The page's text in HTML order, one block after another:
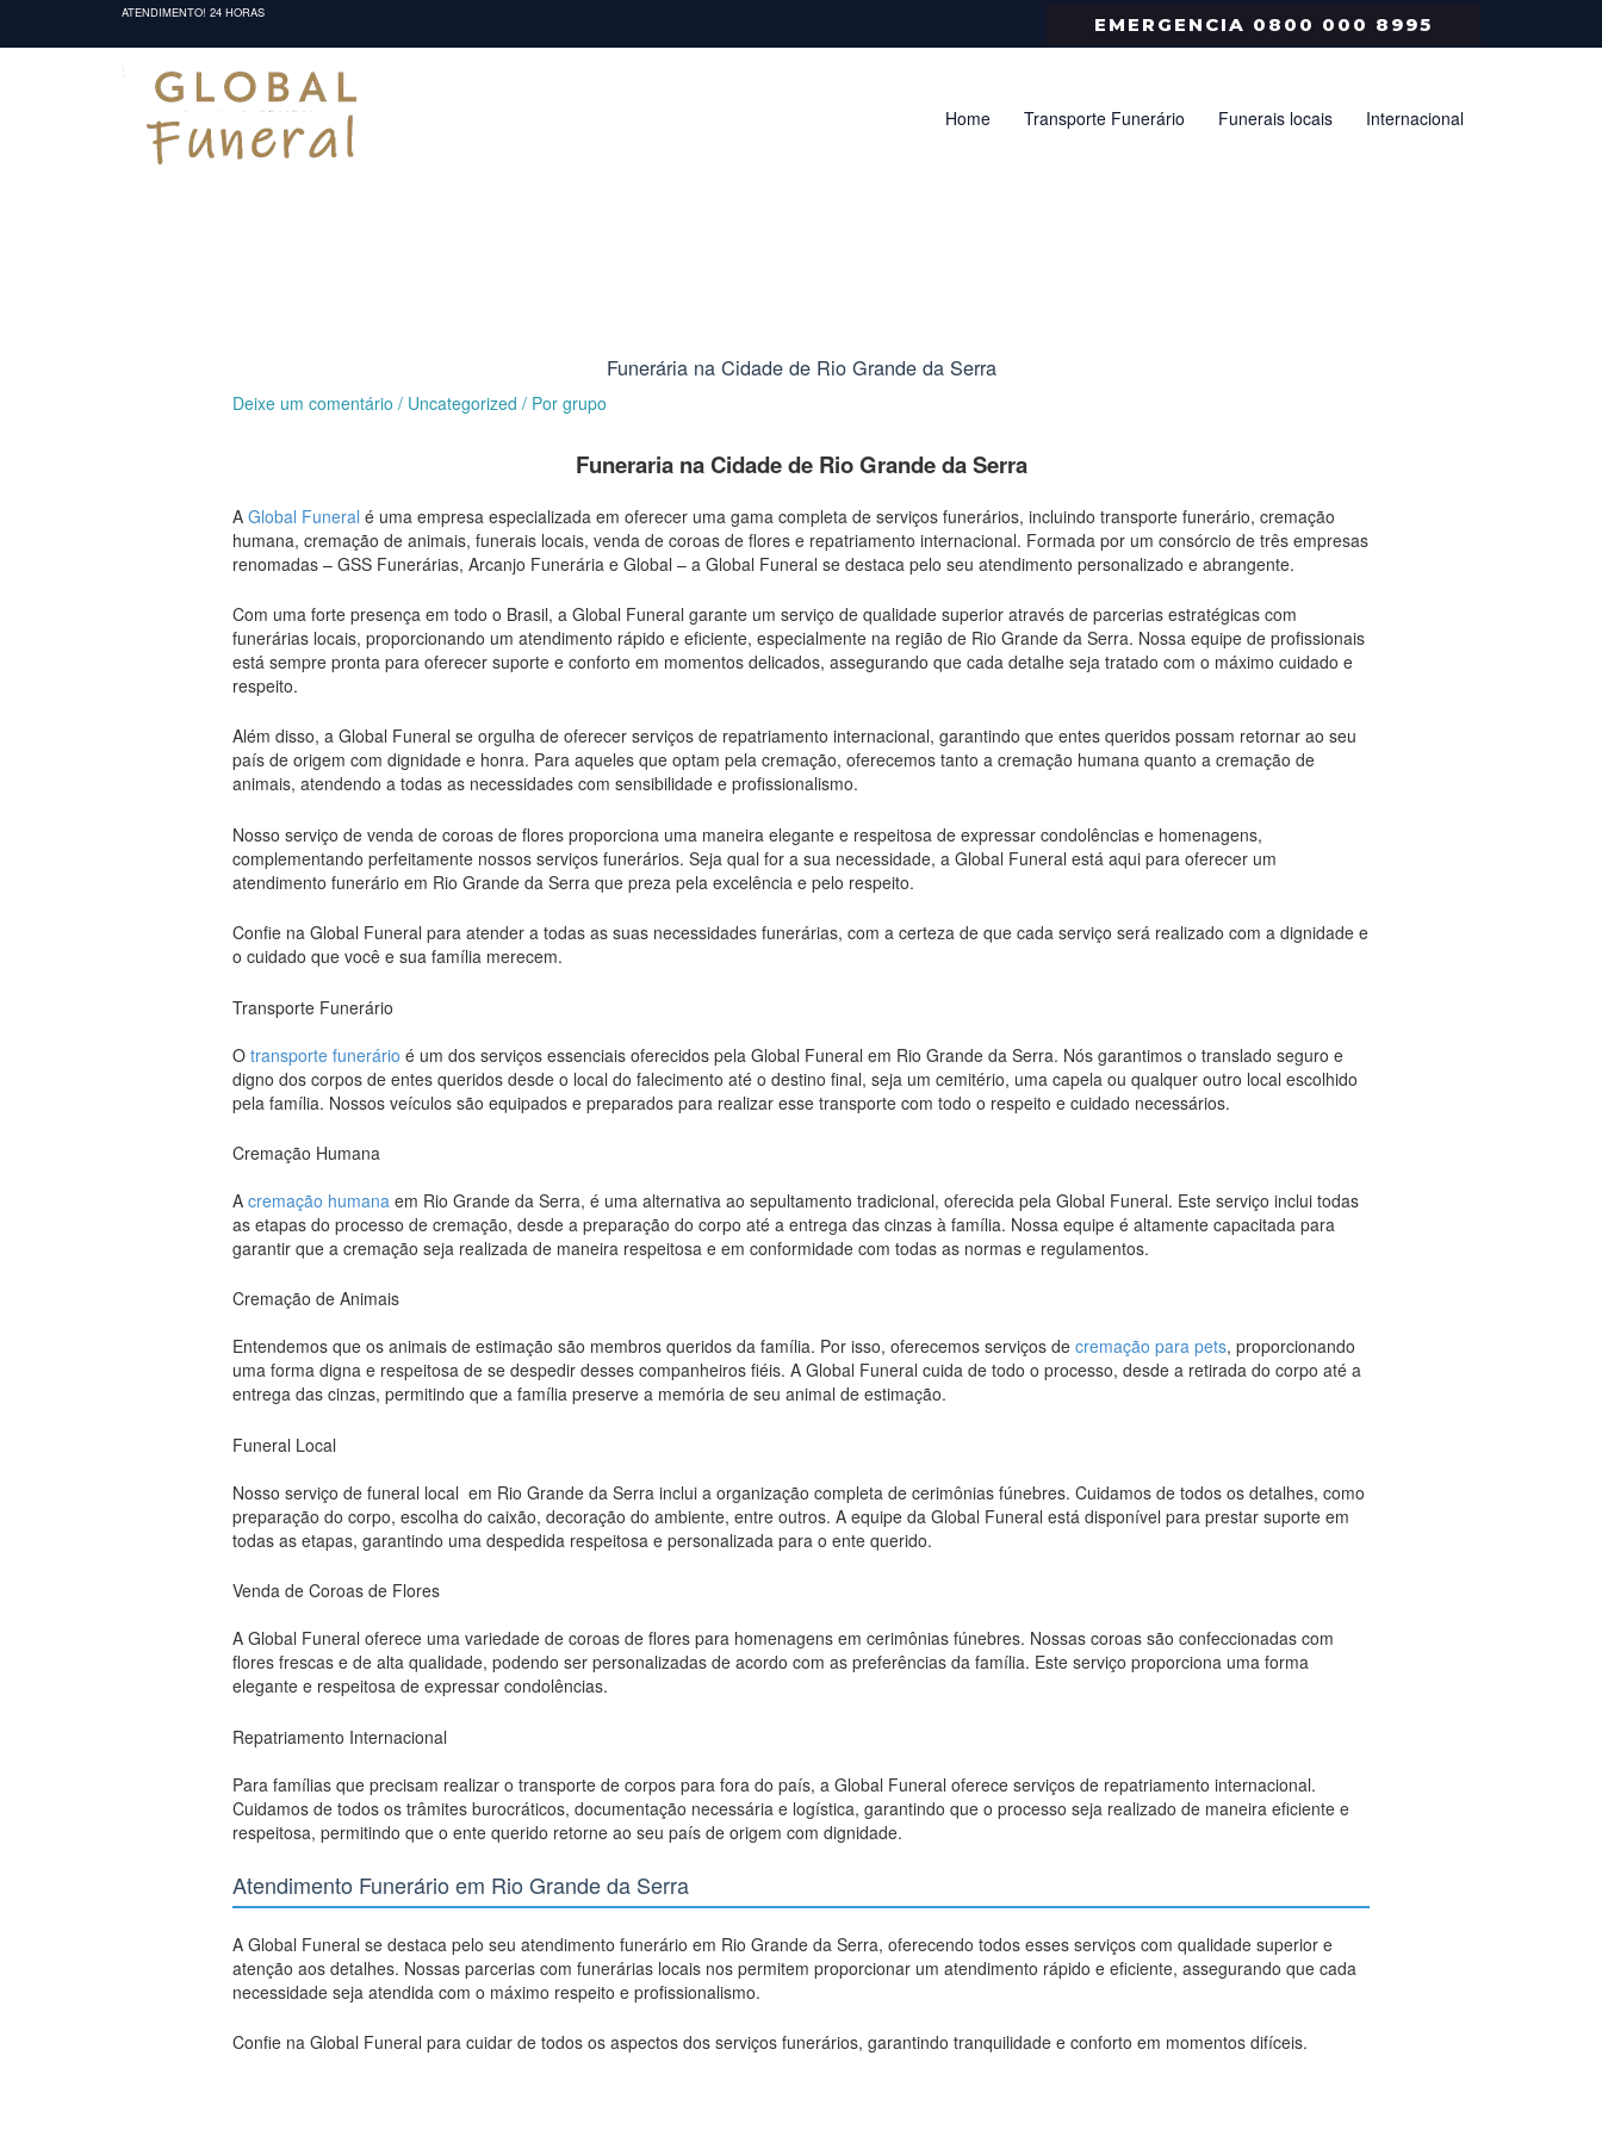
ATENDIMENTO! 24 HORAS
EMERGENCIA 0800 000 8995
Home Transporte Funerário Funerais locais Internacional
Funerária na Cidade de Rio Grande da Serra
Deixe um comentário / Uncategorized / Porgrupo
Funeraria na Cidade de Rio Grande da Serra
AGlobal Funeral é uma empresa especializada em oferecer uma gama completa de serviços funerários, incluindo transporte funerário, cremação
humana, cremação de animais, funerais locais, venda de coroas de flores e repatriamento internacional. Formada por um consórcio de três empresas
renomadas – GSS Funerárias, Arcanjo Funerária e Global – a Global Funeral se destaca pelo seu atendimento personalizado e abrangente.
Com uma forte presença em todo o Brasil, a Global Funeral garante um serviço de qualidade superior através de parcerias estratégicas com
funerárias locais, proporcionando um atendimento rápido e eficiente, especialmente na região de Rio Grande da Serra. Nossa equipe de profissionais
está sempre pronta para oferecer suporte e conforto em momentos delicados, assegurando que cada detalhe seja tratado com o máximo cuidado e
respeito.
Além disso, a Global Funeral se orgulha de oferecer serviços de repatriamento internacional, garantindo que entes queridos possam retornar ao seu
país de origem com dignidade e honra. Para aqueles que optam pela cremação, oferecemos tanto a cremação humana quanto a cremação de
animais, atendendo a todas as necessidades com sensibilidade e profissionalismo.
Nosso serviço de venda de coroas de flores proporciona uma maneira elegante e respeitosa de expressar condolências e homenagens,
complementando perfeitamente nossos serviços funerários. Seja qual for a sua necessidade, a Global Funeral está aqui para oferecer um
atendimento funerário em Rio Grande da Serra que preza pela excelência e pelo respeito.
Confie na Global Funeral para atender a todas as suas necessidades funerárias, com a certeza de que cada serviço será realizado com a dignidade e
o cuidado que você e sua família merecem.
Transporte Funerário
Otransporte funerário é um dos serviços essenciais oferecidos pela Global Funeral em Rio Grande da Serra. Nós garantimos o translado seguro e
digno dos corpos de entes queridos desde o local do falecimento até o destino final, seja um cemitério, uma capela ou qualquer outro local escolhido
pela família. Nossos veículos são equipados e preparados para realizar esse transporte com todo o respeito e cuidado necessários.
Cremação Humana
Acremação humana em Rio Grande da Serra, é uma alternativa ao sepultamento tradicional, oferecida pela Global Funeral. Este serviço inclui todas
as etapas do processo de cremação, desde a preparação do corpo até a entrega das cinzas à família. Nossa equipe é altamente capacitada para
garantir que a cremação seja realizada de maneira respeitosa e em conformidade com todas as normas e regulamentos.
Cremação de Animais
Entendemos que os animais de estimação são membros queridos da família. Por isso, oferecemos serviços decremação para pets, proporcionando
uma forma digna e respeitosa de se despedir desses companheiros fiéis. A Global Funeral cuida de todo o processo, desde a retirada do corpo até a
entrega das cinzas, permitindo que a família preserve a memória de seu animal de estimação.
Funeral Local
Nosso serviço de funeral local em Rio Grande da Serra inclui a organização completa de cerimônias fúnebres. Cuidamos de todos os detalhes, como
preparação do corpo, escolha do caixão, decoração do ambiente, entre outros. A equipe da Global Funeral está disponível para prestar suporte em
todas as etapas, garantindo uma despedida respeitosa e personalizada para o ente querido.
Venda de Coroas de Flores
A Global Funeral oferece uma variedade de coroas de flores para homenagens em cerimônias fúnebres. Nossas coroas são confeccionadas com
flores frescas e de alta qualidade, podendo ser personalizadas de acordo com as preferências da família. Este serviço proporciona uma forma
elegante e respeitosa de expressar condolências.
Repatriamento Internacional
Para famílias que precisam realizar o transporte de corpos para fora do país, a Global Funeral oferece serviços de repatriamento internacional.
Cuidamos de todos os trâmites burocráticos, documentação necessária e logística, garantindo que o processo seja realizado de maneira eficiente e
respeitosa, permitindo que o ente querido retorne ao seu país de origem com dignidade.
Atendimento Funerário em Rio Grande da Serra
A Global Funeral se destaca pelo seu atendimento funerário em Rio Grande da Serra, oferecendo todos esses serviços com qualidade superior e
atenção aos detalhes. Nossas parcerias com funerárias locais nos permitem proporcionar um atendimento rápido e eficiente, assegurando que cada
necessidade seja atendida com o máximo respeito e profissionalismo.
Confie na Global Funeral para cuidar de todos os aspectos dos serviços funerários, garantindo tranquilidade e conforto em momentos difíceis.